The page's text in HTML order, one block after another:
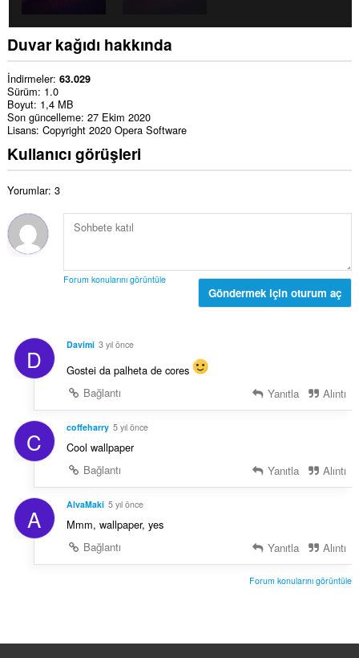
Duvar kağıdı hakkında
İndirmeler 63.029
Sürüm 1.0
Boyut 1,4 MB
Son güncelleme 27 Ekim 2020
Lisans Copyright 2020 Opera Software
Kullanıcı görüşleri
Yorumlar: 3
Forum konularını görüntüle
Göndermek için oturum aç
D Davimi 3 yıl önce
Gostei da palheta de cores
Bağlantı
Yanıtla Alıntı
C coffeharry 5 yıl önce
Cool wallpaper
Bağlantı
Yanıtla Alıntı
A AlvaMaki 5 yıl önce
Mmm, wallpaper, yes
Bağlantı
Yanıtla Alıntı
Forum konularını görüntüle